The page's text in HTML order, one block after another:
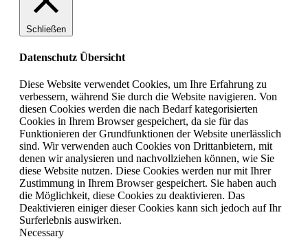
Schließen
Datenschutz Übersicht
Diese Website verwendet Cookies, um Ihre Erfahrung zu
verbessern, während Sie durch die Website navigieren. Von
diesen Cookies werden die nach Bedarf kategorisierten
Cookies in Ihrem Browser gespeichert, da sie für das
Funktionieren der Grundfunktionen der Website unerlässlich
sind. Wir verwenden auch Cookies von Drittanbietern, mit
denen wir analysieren und nachvollziehen können, wie Sie
diese Website nutzen. Diese Cookies werden nur mit Ihrer
Zustimmung in Ihrem Browser gespeichert. Sie haben auch
die Möglichkeit, diese Cookies zu deaktivieren. Das
Deaktivieren einiger dieser Cookies kann sich jedoch auf Ihr
Surferlebnis auswirken.
Necessary